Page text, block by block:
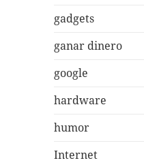
gadgets
ganar dinero
google
hardware
humor
Internet